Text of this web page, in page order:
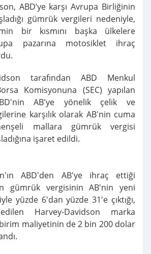
ABD’ye karşı Avrupa Birliğinin
gümrük vergileri nedeniyle,
bir kısmını başka ülkelere
pazarına motosiklet ihraç
tarafından ABD Menkul
Komisyonuna (SEC) yapılan
AB'ye yönelik çelik ve
karşılık olarak AB'nin cuma
mallara gümrük vergisi
işaret edildi.
ABD'den AB'ye ihraç ettiği
gümrük vergisinin AB'nin yeni
yüzde 6'dan yüzde 31'e çıktığı,
Harvey-Davidson marka
maliyetinin de 2 bin 200 dolar